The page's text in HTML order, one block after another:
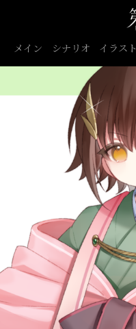
メイン シナリオ イラスト
名前表示